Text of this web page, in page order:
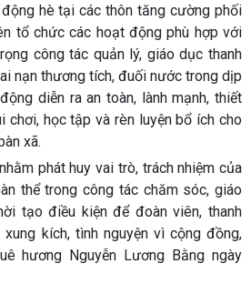
hè tại các thôn tăng cường phối
tổ chức các hoạt động phù hợp với
công tác quản lý, giáo dục thanh
nạn thương tích, đuối nước trong dịp
diễn ra an toàn, lành mạnh, thiết
chơi, học tập và rèn luyện bổ ích cho
xã.
phát huy vai trò, trách nhiệm của
thể trong công tác chăm sóc, giáo
tạo điều kiện để đoàn viên, thanh
kích, tình nguyện vì cộng đồng,
hương Nguyễn Lương Bằng ngày